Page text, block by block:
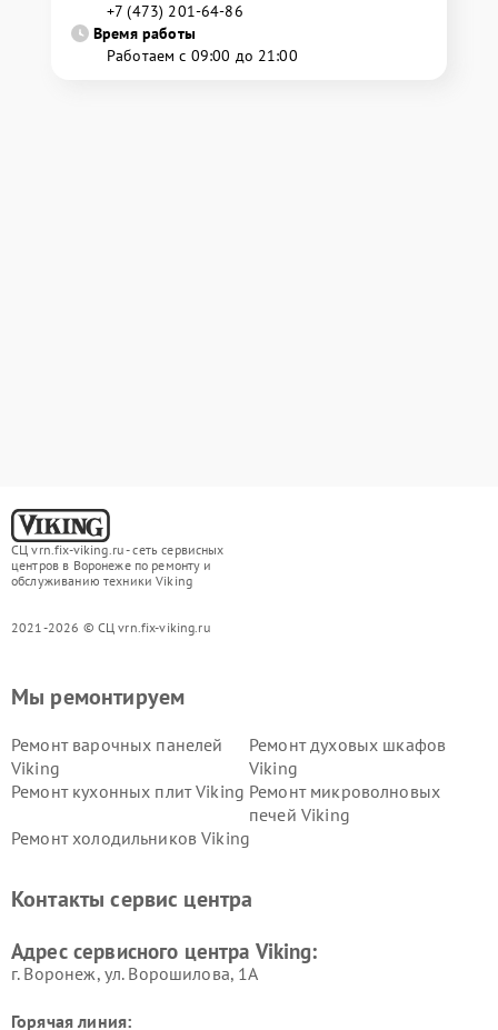
+7 (473) 201-64-86
Время работы
Работаем с 09:00 до 21:00
СЦ vrn.fix-viking.ru - сеть сервисных
центров в Воронеже по ремонту и
обслуживанию техники Viking
2021-2026 © СЦ vrn.fix-viking.ru
Мы ремонтируем
Ремонт варочных панелей
Viking
Ремонт духовых шкафов
Viking
Ремонт кухонных плит Viking Ремонт микроволновых
печей Viking
Ремонт холодильников Viking
Контакты сервис центра
Адрес сервисного центра Viking:
г. Воронеж, ул. Ворошилова, 1А
Горячая линия: